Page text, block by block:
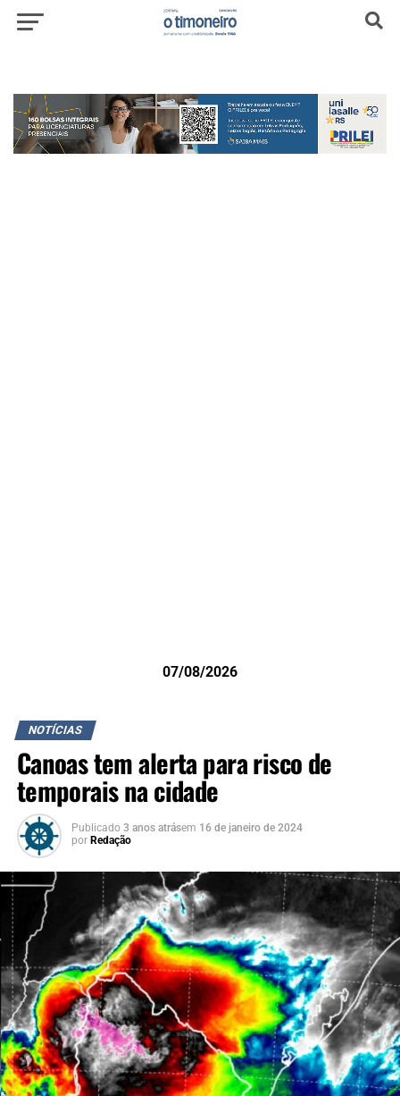
07/08/2026
NOTÍCIAS
Canoas tem alerta para risco de
temporais na cidade
Publicado 3 anos atrásem 16 de janeiro de 2024
por Redação